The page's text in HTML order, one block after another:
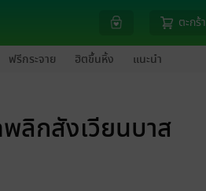
ตะกร้า
ฟรีกระจาย ฮิตขึ้นหิ้ง แนะนำ
ลิกสังเวียนบาส